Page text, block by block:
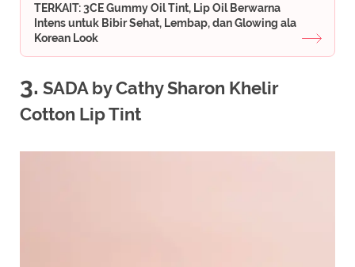
TERKAIT: 3CE Gummy Oil Tint, Lip Oil Berwarna
Intens untuk Bibir Sehat, Lembap, dan Glowing ala
Korean Look
3. SADA by Cathy Sharon Khelir
Cotton Lip Tint